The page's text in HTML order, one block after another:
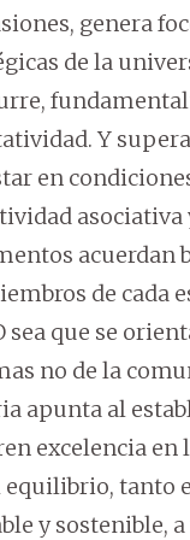
genera
de la
Y
en
de cada
que se
no de la
apunta al
excelencia
equilibrio,
y sostenible,